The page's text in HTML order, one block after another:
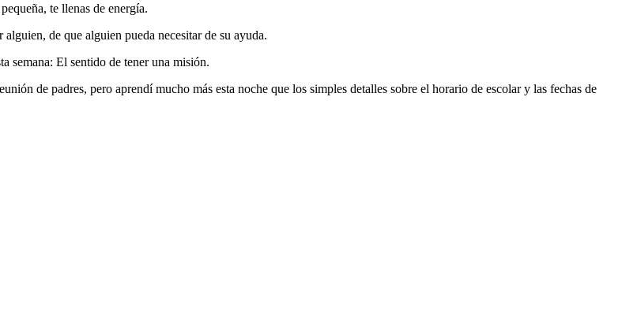
te llenas de energía.
de que alguien pueda necesitar de su ayuda.
semana: El sentido de tener una misión.
de padres, pero aprendí mucho más esta noche que los simples detalles sobre el horario de escolar y las fechas de